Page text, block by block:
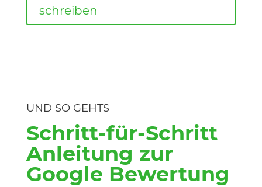
schreiben
UND SO GEHTS
Schritt-für-Schritt
Anleitung zur
Google Bewertung